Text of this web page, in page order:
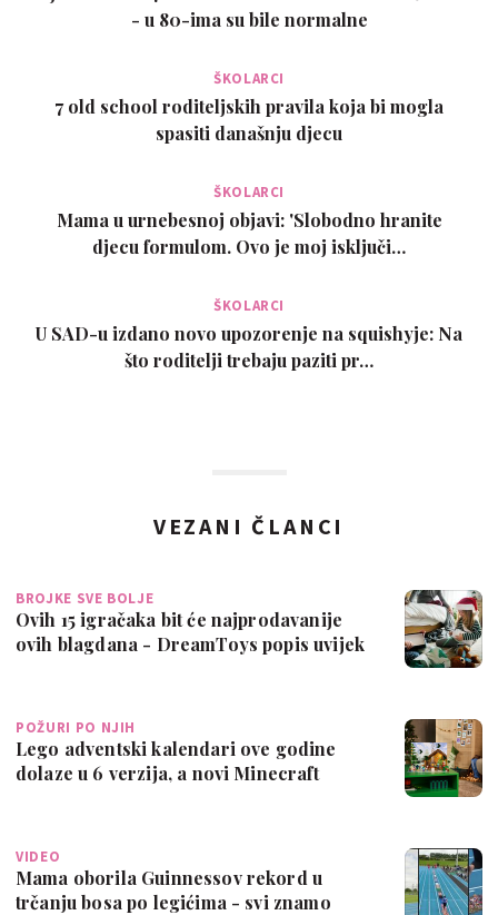
- u 80-ima su bile normalne
ŠKOLARCI
7 old school roditeljskih pravila koja bi mogla
spasiti današnju djecu
ŠKOLARCI
Mama u urnebesnoj objavi: 'Slobodno hranite
djecu formulom. Ovo je moj isključi…
ŠKOLARCI
U SAD-u izdano novo upozorenje na squishyje: Na
što roditelji trebaju paziti pr…
VEZANI ČLANCI
BROJKE SVE BOLJE
Ovih 15 igračaka bit će najprodavanije
ovih blagdana - DreamToys popis uvijek
POŽURI PO NJIH
Lego adventski kalendari ove godine
dolaze u 6 verzija, a novi Minecraft
VIDEO
Mama oborila Guinnessov rekord u
trčanju bosa po legićima - svi znamo